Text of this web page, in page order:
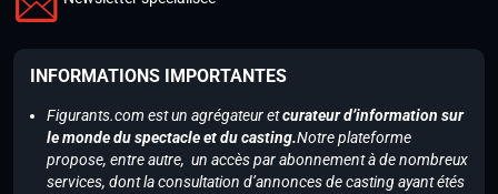
INFORMATIONS IMPORTANTES
Figurants.com est un agrégateur etcurateur d’information sur
le monde du spectacle et du casting.Notre plateforme
propose, entre autre, un accès par abonnement à de nombreux
services, dont la consultation d’annonces de casting ayant étés